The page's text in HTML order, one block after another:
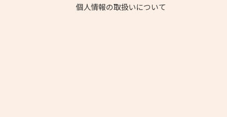
個人情報の取扱いについて